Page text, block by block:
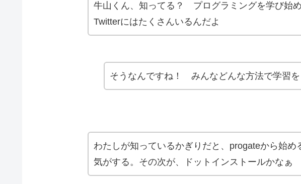
牛山くん、知ってる？ プログラミングを学び始
Twitterにはたくさんいるんだよ
そうなんですね！ みんなどんな方法で学習を
わたしが知っているかぎりだと、progateから始め
気がする。その次が、ドットインストールかなぁ